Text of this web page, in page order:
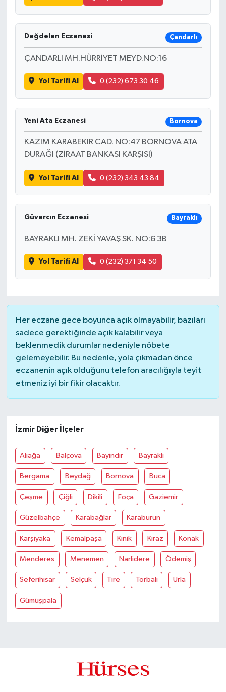
Dağdelen Eczanesi Çandarlı
ÇANDARLI MH.HÜRRİYET MEYD.NO:16
Yol Tarifi Al 0 (232) 673 30 46
Yeni Ata Eczanesi Bornova
KAZIM KARABEKIR CAD. NO:47 BORNOVA ATA
DURAĞI (ZİRAAT BANKASI KARŞISI)
Yol Tarifi Al 0 (232) 343 43 84
Güvercın Eczanesi Bayraklı
BAYRAKLI MH. ZEKİ YAVAŞ SK. NO:6 3B
Yol Tarifi Al 0 (232) 371 34 50
Her eczane gece boyunca açık olmayabilir, bazıları
sadece gerektiğinde açık kalabilir veya
beklenmedik durumlar nedeniyle nöbete
gelemeyebilir. Bu nedenle, yola çıkmadan önce
eczanenin açık olduğunu telefon aracılığıyla teyit
etmeniz iyi bir fikir olacaktır.
İzmir Diğer İlçeler
Aliağa Balçova Bayindir Bayrakli
Bergama Beydağ Bornova Buca
Çeşme Çiğli Dikili Foça Gaziemir
Güzelbahçe Karabağlar Karaburun
Karşiyaka Kemalpaşa Kinik Kiraz Konak
Menderes Menemen Narlidere Ödemiş
Seferihisar Selçuk Tire Torbali Urla
Gümüşpala